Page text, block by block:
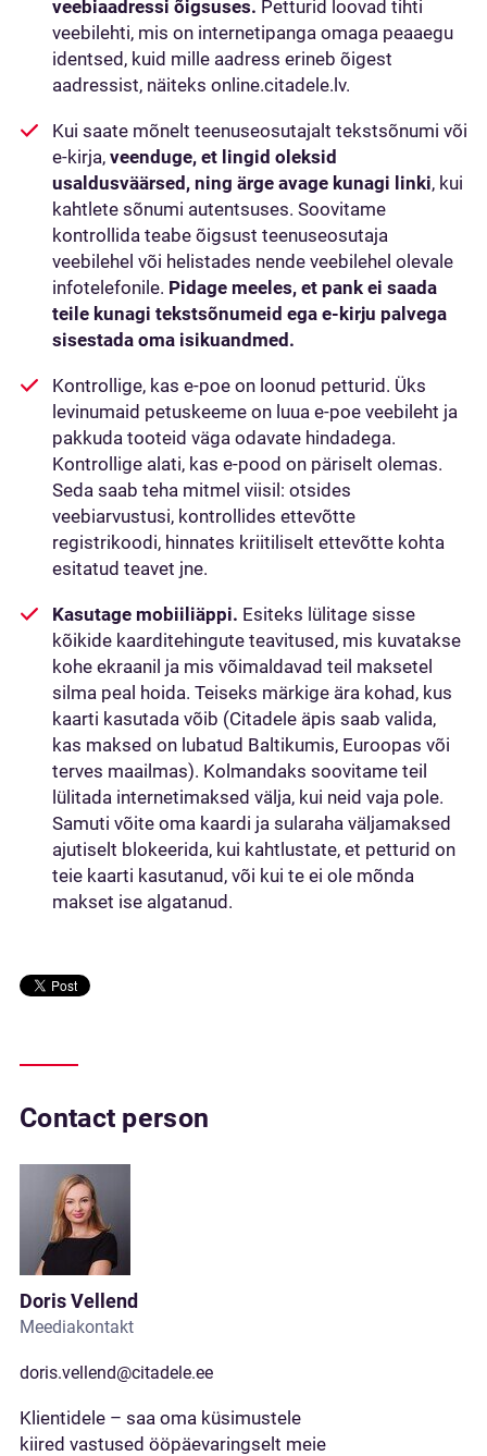
veebiaadressi õigsuses. Petturid loovad tihti
veebilehti, mis on internetipanga omaga peaaegu
identsed, kuid mille aadress erineb õigest
aadressist, näiteks online.citadele.lv.
Kui saate mõnelt teenuseosutajalt tekstsõnumi või
e-kirja, veenduge, et lingid oleksid
usaldusväärsed, ning ärge avage kunagi linki, kui
kahtlete sõnumi autentsuses. Soovitame
kontrollida teabe õigsust teenuseosutaja
veebilehel või helistades nende veebilehel olevale
infotelefonile. Pidage meeles, et pank ei saada
teile kunagi tekstsõnumeid ega e-kirju palvega
sisestada oma isikuandmed.
Kontrollige, kas e-poe on loonud petturid. Üks
levinumaid petuskeeme on luua e-poe veebileht ja
pakkuda tooteid väga odavate hindadega.
Kontrollige alati, kas e-pood on päriselt olemas.
Seda saab teha mitmel viisil: otsides
veebiarvustusi, kontrollides ettevõtte
registrikoodi, hinnates kriitiliselt ettevõtte kohta
esitatud teavet jne.
Kasutage mobiiliäppi. Esiteks lülitage sisse
kõikide kaarditehingute teavitused, mis kuvatakse
kohe ekraanil ja mis võimaldavad teil maksetel
silma peal hoida. Teiseks märkige ära kohad, kus
kaarti kasutada võib (Citadele äpis saab valida,
kas maksed on lubatud Baltikumis, Euroopas või
terves maailmas). Kolmandaks soovitame teil
lülitada internetimaksed välja, kui neid vaja pole.
Samuti võite oma kaardi ja sularaha väljamaksed
ajutiselt blokeerida, kui kahtlustate, et petturid on
teie kaarti kasutanud, või kui te ei ole mõnda
makset ise algatanud.
Contact person
Doris Vellend
Meediakontakt
doris.vellend@citadele.ee
Klientidele – saa oma küsimustele
kiired vastused ööpäevaringselt meie